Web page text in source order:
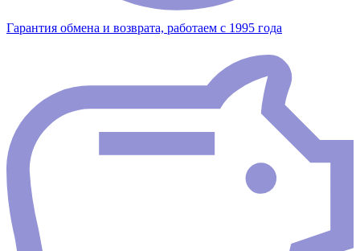
Гарантия обмена и возврата, работаем с 1995 года